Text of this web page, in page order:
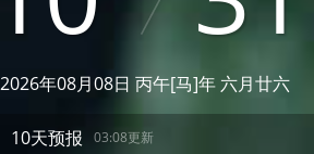
2026年08月08日 丙午[马]年 六月廿六
10天预报 03:08更新